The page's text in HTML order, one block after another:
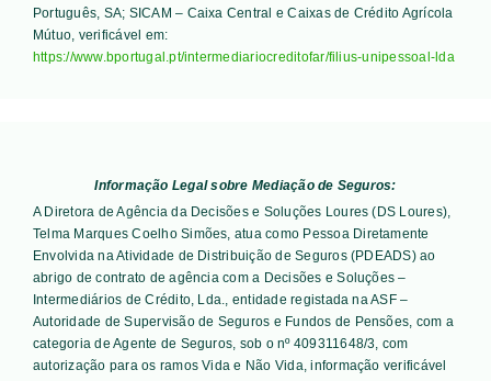
Português, SA; SICAM – Caixa Central e Caixas de Crédito Agrícola
Mútuo , verificável em:
https://www.bportugal.pt/intermediariocreditofar/filius-unipessoal-lda
Informação Legal sobre Mediação de Seguros:
A Diretora de Agência da Decisões e Soluções Loures (DS Loures),
Telma Marques Coelho Simões, atua como Pessoa Diretamente
Envolvida na Atividade de Distribuição de Seguros (PDEADS) ao
abrigo de contrato de agência com a Decisões e Soluções –
Intermediários de Crédito, Lda., entidade registada na ASF –
Autoridade de Supervisão de Seguros e Fundos de Pensões, com a
categoria de Agente de Seguros, sob o nº 409311648/3, com
autorização para os ramos Vida e Não Vida, informação verificável